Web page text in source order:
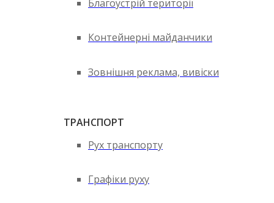
Благоустрій території
Контейнерні майданчики
Зовнішня реклама, вивіски
ТРАНСПОРТ
Рух транспорту
Графіки руху